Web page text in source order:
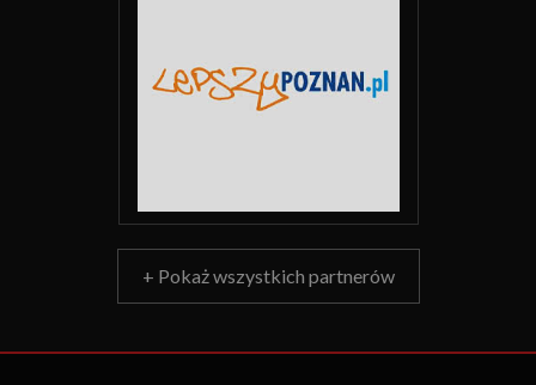
+ Pokaż wszystkich partnerów